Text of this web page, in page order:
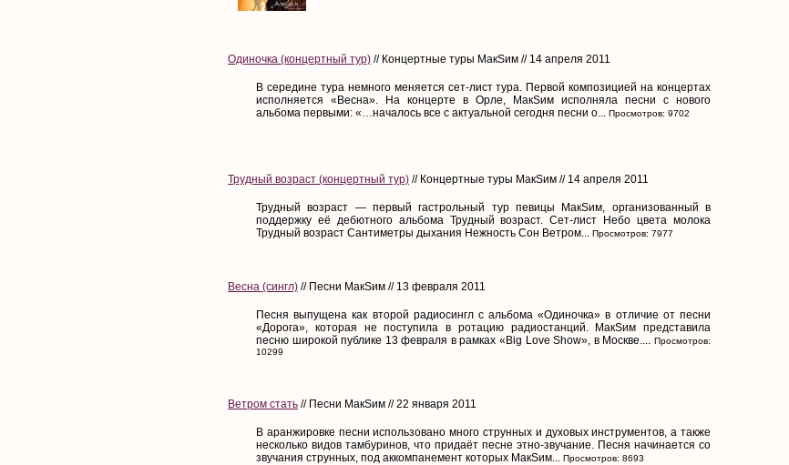
Одиночка (концертный тур) // Концертные туры МакSим // 14 апреля 2011
В середине тура немного меняется сет-лист тура. Первой композицией на концертах
исполняется «Весна». На концерте в Орле, МакSим исполняла песни с нового
альбома первыми: «…началось все с актуальной сегодня песни о... Просмотров: 9702
Трудный возраст (концертный тур) // Концертные туры МакSим // 14 апреля 2011
Трудный возраст — первый гастрольный тур певицы МакSим, организованный в
поддержку её дебютного альбома Трудный возраст. Сет-лист Небо цвета молока
Трудный возраст Сантиметры дыхания Нежность Сон Ветром... Просмотров: 7977
Весна (сингл) // Песни МакSим // 13 февраля 2011
Песня выпущена как второй радиосингл с альбома «Одиночка» в отличие от песни
«Дорога», которая не поступила в ротацию радиостанций. МакSим представила
песню широкой публике 13 февраля в рамках «Big Love Show», в Москве.... Просмотров:
10299
Ветром стать // Песни МакSим // 22 января 2011
В аранжировке песни использовано много струнных и духовых инструментов, а также
несколько видов тамбуринов, что придаёт песне этно-звучание. Песня начинается со
звучания струнных, под аккомпанемент которых МакSим... Просмотров: 8693